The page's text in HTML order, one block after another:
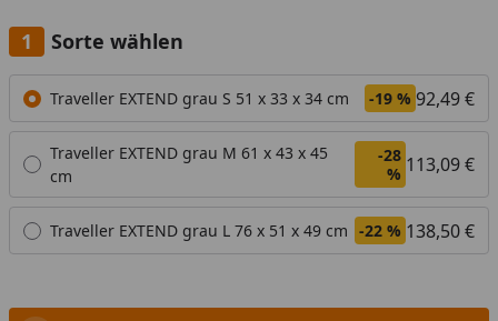
Sorte wählen
Alle anzeigen (3)
Traveller EXTEND grau S 51 x 33 x 34 cm -19 % 92,49 €
Traveller EXTEND grau M 61 x 43 x 45
cm
-28
% 113,09 €
Traveller EXTEND grau L 76 x 51 x 49 cm -22 % 138,50 €